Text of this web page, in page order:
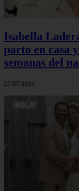
Isabella
parto en casa
semanas del
27/07/2026